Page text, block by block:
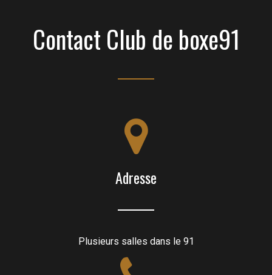
Contact Club de boxe91
Adresse
Plusieurs salles dans le 91